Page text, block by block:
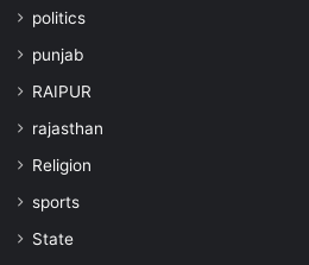
politics
punjab
RAIPUR
rajasthan
Religion
sports
State